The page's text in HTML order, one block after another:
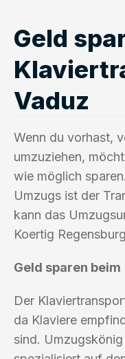
Geld
Vaduz
Wenn du vorhast,
umzuziehen,
wie möglich
Umzugs ist der
kann das
Koertig
Geld sparen beim
Der
da Klaviere
sind.